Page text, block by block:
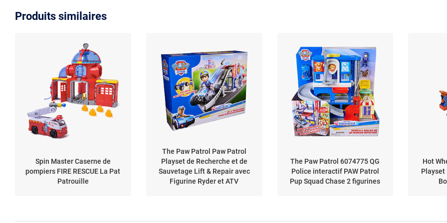
Produits similaires
Spin Master Caserne de
pompiers FIRE RESCUE La Pat
Patrouille
The Paw Patrol Paw Patrol
Playset de Recherche et de
Sauvetage Lift & Repair avec
Figurine Ryder et ATV
The Paw Patrol 6074775 QG
Police interactif PAW Patrol
Pup Squad Chase 2 figurines
Hot
Playset